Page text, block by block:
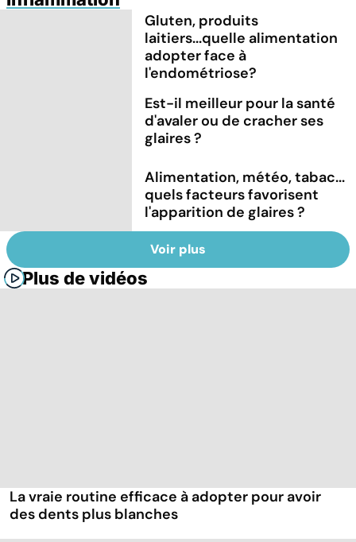
Gluten, produits
laitiers...quelle alimentation
adopter face à
l'endométriose?
Est-il meilleur pour la santé
d'avaler ou de cracher ses
glaires ?
Alimentation, météo, tabac...
quels facteurs favorisent
l'apparition de glaires ?
Voir plus
Plus de vidéos
La vraie routine efficace à adopter pour avoir
des dents plus blanches